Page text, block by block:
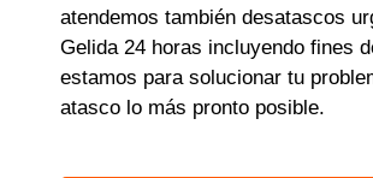
atendemos también desatascos
Gelida 24 horas incluyendo fines
estamos para solucionar tu
atasco lo más pronto posible.